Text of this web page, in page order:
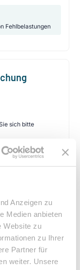
Anzeigen zu
Medien anbieten
Website zu
zu Ihrer
Partner für
weiter. Unsere
Fehlbelastungen
sich bitte
Eine
Hausarzt